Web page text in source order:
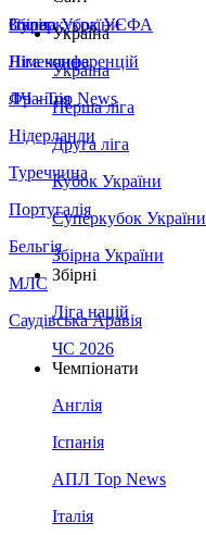
Збірна України
Італія
Німеччина
Франція
Нідерланди
Туреччина
Португалія
Бельгія
МЛС
Саудівська Аравія
Суперкубок УЄФА
Ліга конференцій
ЛЧ - Top News
Україна
Україна
Перша ліга
Друга ліга
Кубок України
Суперкубок України
Збірна України
Збірні
Ліга націй
ЧС 2026
Чемпіонати
Англія
Іспанія
АПЛ Top News
Італія